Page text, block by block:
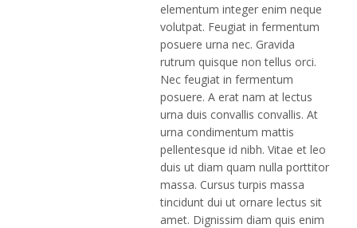
elementum integer enim neque
volutpat. Feugiat in fermentum
posuere urna nec. Gravida
rutrum quisque non tellus orci.
Nec feugiat in fermentum
posuere. A erat nam at lectus
urna duis convallis convallis. At
urna condimentum mattis
pellentesque id nibh. Vitae et leo
duis ut diam quam nulla porttitor
massa. Cursus turpis massa
tincidunt dui ut ornare lectus sit
amet. Dignissim diam quis enim